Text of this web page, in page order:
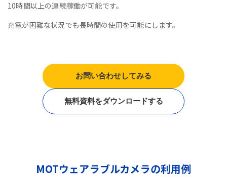
10時間以上の連続稼働が可能です。
充電が困難な状況でも長時間の使用を可能にします。
お問い合わせしてみる
無料資料をダウンロードする
MOTウェアラブルカメラの利用例